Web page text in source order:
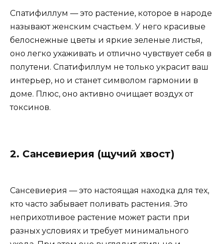
Спатифиллум — это растение, которое в народе
называют женским счастьем. У него красивые
белоснежные цветы и яркие зеленые листья,
оно легко ухаживать и отлично чувствует себя в
полутени. Спатифиллум не только украсит ваш
интерьер, но и станет символом гармонии в
доме. Плюс, оно активно очищает воздух от
токсинов.
2. Сансевиерия (щучий хвост)
Сансевиерия — это настоящая находка для тех,
кто часто забывает поливать растения. Это
неприхотливое растение может расти при
разных условиях и требует минимального